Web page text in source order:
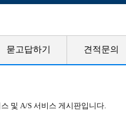
묻고답하기 견적문의
및 A/S 서비스 게시판입니다.